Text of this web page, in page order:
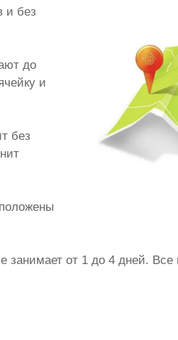
и без
до
и
без
занимает от 1 до 4 дней.